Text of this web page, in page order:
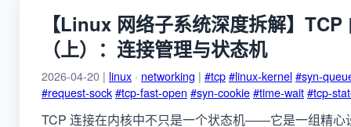
【Linux 网络子系统深度拆解】TCP
（上）：连接管理与状态机
2026-04-20 | linux · networking | #tcp#linux-kernel#syn-
#request-sock#tcp-fast-open #syn-cookie#time-wait#tcp-
TCP 连接在内核中不只是一个状态机——它是一组精心